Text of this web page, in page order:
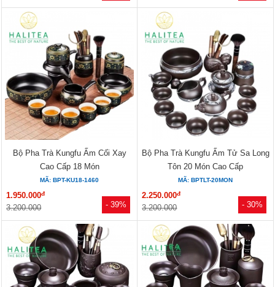
- 39%
Bộ Pha Trà Kungfu Ấm Cối Xay
Cao Cấp 18 Món
MÃ: BPT-KU18-1460
1.950.000đ
3.200.000 - 30%
Bộ Pha Trà Kungfu Ấm Tử Sa Long
Tôn 20 Món Cao Cấp
MÃ: BPTLT-20MON
2.250.000đ
3.200.000